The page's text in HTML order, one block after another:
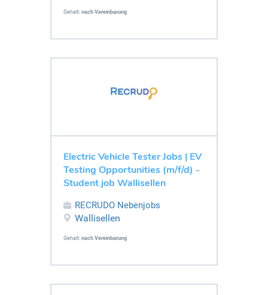
Gehalt: nach Vereinbarung
Electric Vehicle Tester Jobs | EV
Testing Opportunities (m/f/d) -
Student job Wallisellen
RECRUDO Nebenjobs
Wallisellen
Gehalt: nach Vereinbarung